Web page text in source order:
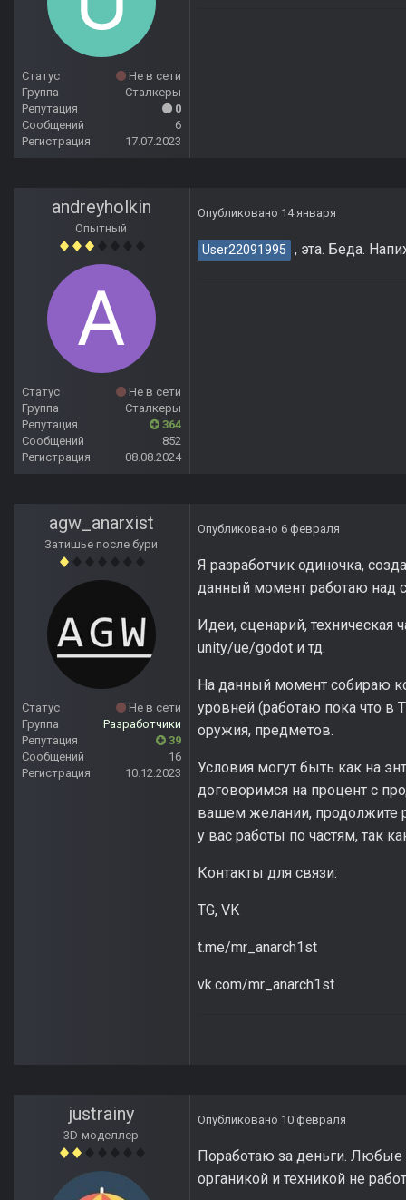
Статус
Не в сети
Группа
Сталкеры
Репутация
0
Сообщений
6
Регистрация
17.07.2023
andreyholkin
Опытный
Статус
Не в сети
Группа
Сталкеры
Репутация
364
Сообщений
852
Регистрация
08.08.2024
Опубликовано 14 января
User22091995 , эта. Беда.
agw_anarxist
Затишье после бури
Статус
Не в сети
Группа
Разработчики
Репутация
39
Сообщений
16
Регистрация
10.12.2023
Опубликовано 6 февраля
Я разработчик одиночка,
данный момент работаю над
Идеи, сценарий, техническая
unity/ue/godot и тд.
На данный момент собираю
уровней (работаю пока что в
оружия, предметов.
Условия могут быть как на
договоримся на процент с
вашем желании, продолжите
у вас работы по частям, так
Контакты для связи:
TG, VK
t.me/mr_anarch1st
vk.com/mr_anarch1st
justrainy
3D-моделлер
Опубликовано 10 февраля
Поработаю за деньги. Любые
органикой и техникой не